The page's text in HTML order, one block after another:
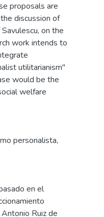
proposals are
discussion of
on the
work intends to
utilitarianism"
would be the
welfare
personalista,
en el
Ruiz de